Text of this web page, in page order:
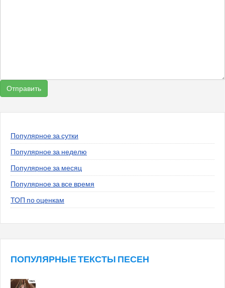
Популярное за сутки
Популярное за неделю
Популярное за месяц
Популярное за все время
ТОП по оценкам
ПОПУЛЯРНЫЕ ТЕКСТЫ ПЕСЕН